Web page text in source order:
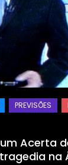
Acerta
na